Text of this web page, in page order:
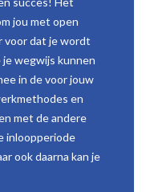
jou met open
voor dat je wordt
je wegwijs kunnen
in de voor jouw
en
met de andere
inloopperiode
ook daarna kan je